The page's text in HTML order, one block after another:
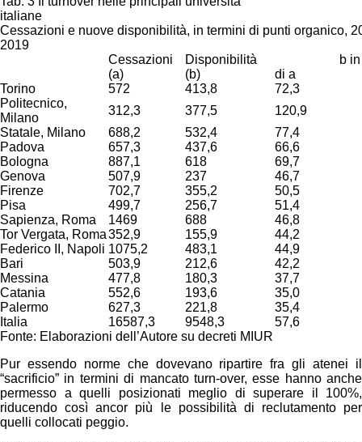
italiane
Cessazioni e nuove disponibilità, in termini di punti organico,
2019
Cessazioni
(a)
Disponibilità
(b)
b in
di a
Torino
572 413,8
72,3
Politecnico,
Milano
312,3 377,5
120,9
Statale, Milano
688,2 532,4
77,4
Padova
657,3 437,6
66,6
Bologna
887,1 618
69,7
Genova
507,9 237
46,7
Firenze
702,7 355,2
50,5
Pisa
499,7 256,7
51,4
Sapienza, Roma
1469 688
46,8
Tor Vergata, Roma352,9 155,9
44,2
Federico II, Napoli 1075,2 483,1
44,9
Bari
503,9 212,6
42,2
Messina
477,8 180,3
37,7
Catania
552,6 193,6
35,0
Palermo
627,3 221,8
35,4
Italia
16587,3 9548,3
57,6
Fonte: Elaborazioni dell’Autore su decreti MIUR
Pur essendo norme che dovevano ripartire fra gli atenei il
“sacrificio” in termini di mancato turn-over, esse hanno anche
permesso a quelli posizionati meglio di superare il 100%,
riducendo così ancor più le possibilità di reclutamento per
quelli collocati peggio.